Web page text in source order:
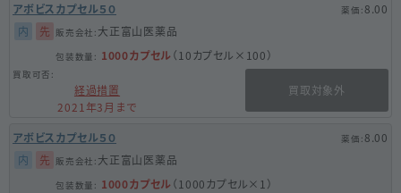
内 先
アボビスカプセル５０ 8.00
1000カプセル（10カプセル×100）
大正富山医薬品
経過措置
2021年3月まで
買取対象外
内 先
アボビスカプセル５０ 8.00
1000カプセル （1000カプセル×1）
大正富山医薬品